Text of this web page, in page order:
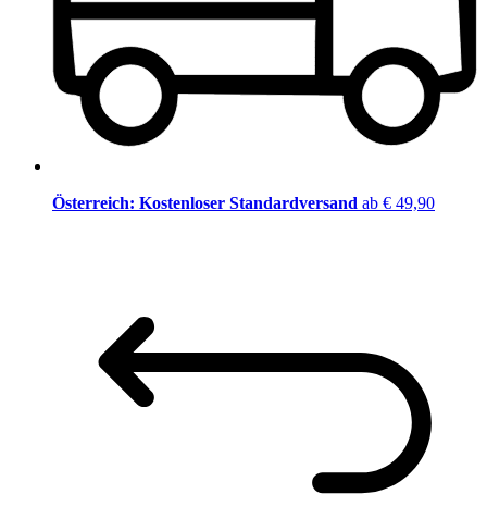
Österreich: Kostenloser Standardversand ab € 49,90